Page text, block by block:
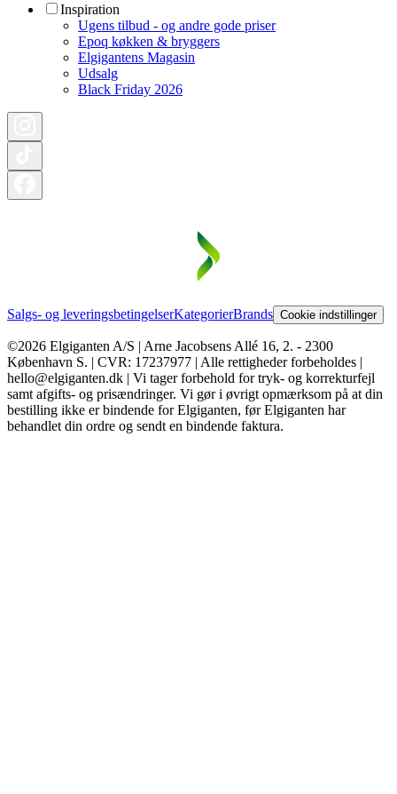
Inspiration
Ugens tilbud - og andre gode priser
Epoq køkken & bryggers
Elgigantens Magasin
Udsalg
Black Friday 2026
Salgs- og leveringsbetingelserKategorierBrands Cookie indstillinger
©2026 Elgiganten A/S | Arne Jacobsens Allé 16, 2. - 2300
København S. | CVR: 17237977 | Alle rettigheder forbeholdes |
hello@elgiganten.dk | Vi tager forbehold for tryk- og korrekturfejl
samt afgifts- og prisændringer. Vi gør i øvrigt opmærksom på at din
bestilling ikke er bindende for Elgiganten, før Elgiganten har
behandlet din ordre og sendt en bindende faktura.